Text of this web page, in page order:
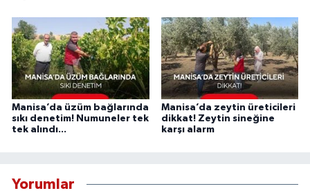
Manisa’da üzüm bağlarında
sıkı denetim! Numuneler tek
tek alındı...
Manisa’da zeytin üreticileri
dikkat! Zeytin sineğine
karşı alarm
Yorumlar